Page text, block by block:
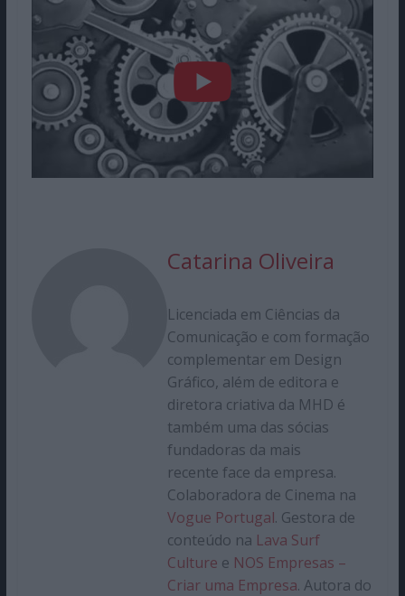
Catarina Oliveira
Licenciada em Ciências da
Comunicação e com formação
complementar em Design
Gráfico, além de editora e
diretora criativa da MHD é
também uma das sócias
fundadoras da mais
recente face da empresa.
Colaboradora de Cinema na
Vogue Portugal. Gestora de
conteúdo na Lava Surf
Culture e NOS Empresas –
Criar uma Empresa. Autora do